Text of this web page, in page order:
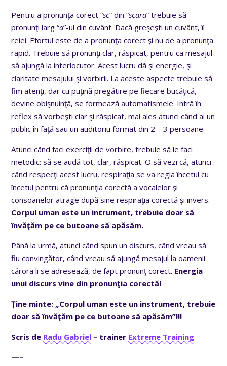
Pentru a pronunţa corect “sc” din “scara” trebuie să
pronunţi larg “a”-ul din cuvânt. Dacă greşeşti un cuvânt, îl
reiei. Efortul este de a pronunţa corect şi nu de a pronunţa
rapid. Trebuie să pronunţi clar, răspicat, pentru ca mesajul
să ajungă la interlocutor. Acest lucru dă şi energie, şi
claritate mesajului şi vorbirii. La aceste aspecte trebuie să
fim atenţi, dar cu puţină pregătire pe fiecare bucăţică,
devine obişnuinţă, se formează automatismele. Intră în
reflex să vorbeşti clar şi răspicat, mai ales atunci când ai un
public în faţă sau un auditoriu format din 2 – 3 persoane.
Atunci când faci exerciţii de vorbire, trebuie să le faci
metodic: să se audă tot, clar, răspicat. O să vezi că, atunci
când respecţi acest lucru, respiraţia se va regla încetul cu
încetul pentru că pronunţia corectă a vocalelor şi
consoanelor atrage după sine respiraţia corectă şi invers.
Corpul uman este un intrument, trebuie doar să
învăţăm pe ce butoane să apăsăm.
Până la urmă, atunci când spun un discurs, când vreau să
fiu convingător, când vreau să ajungă mesajul la oamenii
cărora li se adresează, de fapt pronunţ corect. Energia
unui discurs vine din pronunţia corectă!
Ține minte: „Corpul uman este un instrument, trebuie
doar să învăţăm pe ce butoane să apăsăm”!!!
Scris de Radu Gabriel – trainer Extreme Training
—–